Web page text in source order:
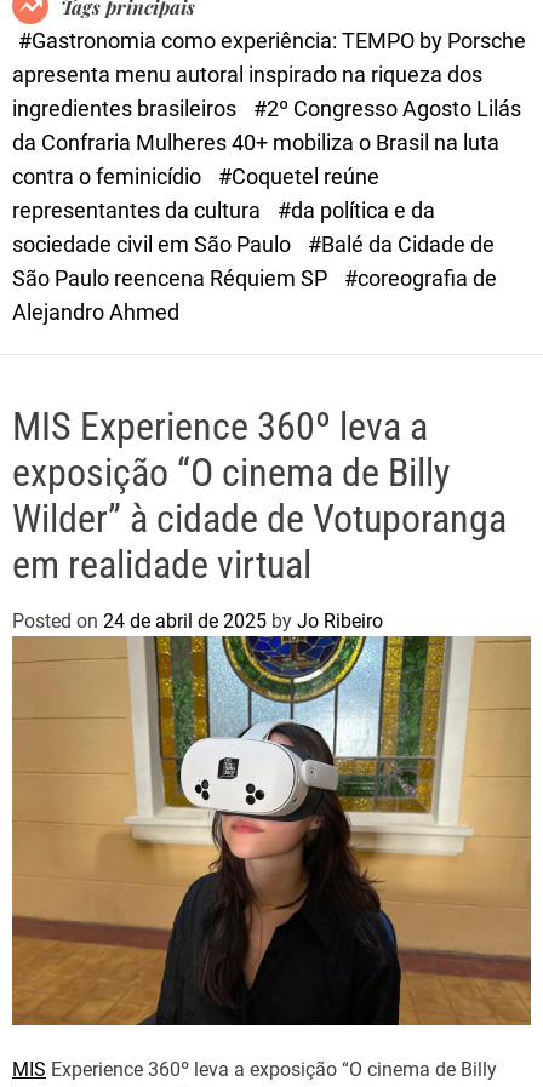
e
Tags principais
#Gastronomia como experiência: TEMPO by Porsche
apresenta menu autoral inspirado na riqueza dos
ingredientes brasileiros
#2º Congresso Agosto Lilás
da Confraria Mulheres 40+ mobiliza o Brasil na luta
contra o feminicídio
#Coquetel reúne
representantes da cultura
#da política e da
sociedade civil em São Paulo
#Balé da Cidade de
São Paulo reencena Réquiem SP
#coreografia de
Alejandro Ahmed
MIS Experience 360º leva a
exposição “O cinema de Billy
Wilder” à cidade de Votuporanga
em realidade virtual
Posted on 24 de abril de 2025 by Jo Ribeiro
MIS Experience 360º leva a exposição “O cinema de Billy